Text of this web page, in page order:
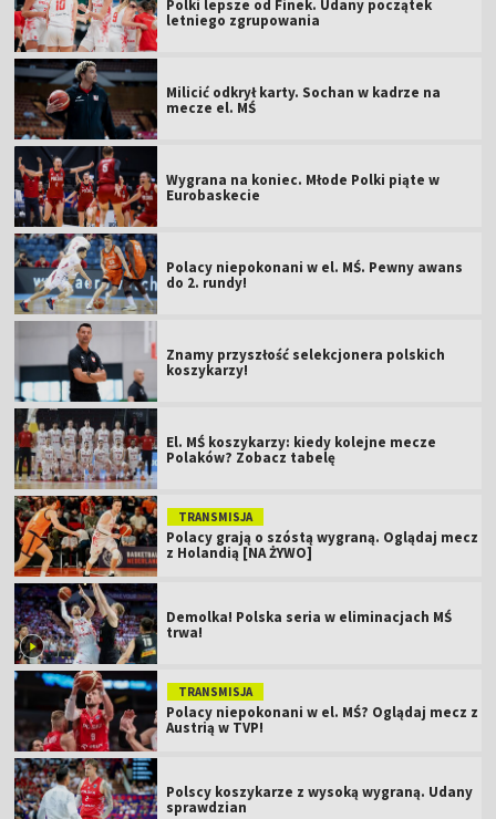
Polki lepsze od Finek. Udany początek
letniego zgrupowania
Milicić odkrył karty. Sochan w kadrze na
mecze el. MŚ
Wygrana na koniec. Młode Polki piąte w
Eurobaskecie
Polacy niepokonani w el. MŚ. Pewny awans
do 2. rundy!
Znamy przyszłość selekcjonera polskich
koszykarzy!
El. MŚ koszykarzy: kiedy kolejne mecze
Polaków? Zobacz tabelę
TRANSMISJA
Polacy grają o szóstą wygraną. Oglądaj mecz
z Holandią [NA ŻYWO]
Demolka! Polska seria w eliminacjach MŚ
trwa!
TRANSMISJA
Polacy niepokonani w el. MŚ? Oglądaj mecz z
Austrią w TVP!
Polscy koszykarze z wysoką wygraną. Udany
sprawdzian